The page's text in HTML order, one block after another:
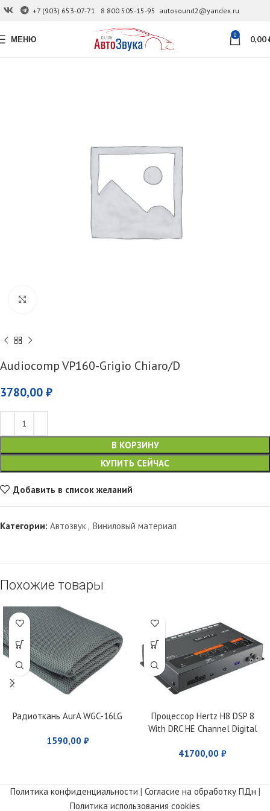
+7 (903) 653-07-71 8 800 505-15-95 autosound2@yandex.ru
МЕНЮ 0 0,00
Audiocomp VP160-Grigio Chiaro/D
3780,00 ₽
В КОРЗИНУ
КУПИТЬ СЕЙЧАС
Добавить в список желаний
Категории: Автозвук, Виниловый материал
Похожие товары
Радиоткань AurA WGC-16LG
1590,00 ₽
Процессор Hertz H8 DSP 8
With DRC HE Channel Digital
41700,00 ₽
Политика конфиденциальности | Согласие на обработку ПДн |
Политика использования cookies